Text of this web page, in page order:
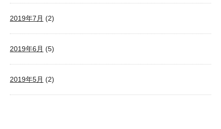
2019年7月 (2)
2019年6月 (5)
2019年5月 (2)